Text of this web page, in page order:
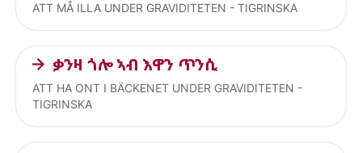
ATT MÅ ILLA UNDER GRAVIDITETEN - TIGRINSKA
ቃንዛ ጎሎ ኣብ እዋን ጥንሲ
ATT HA ONT I BÄCKENET UNDER GRAVIDITETEN -
TIGRINSKA